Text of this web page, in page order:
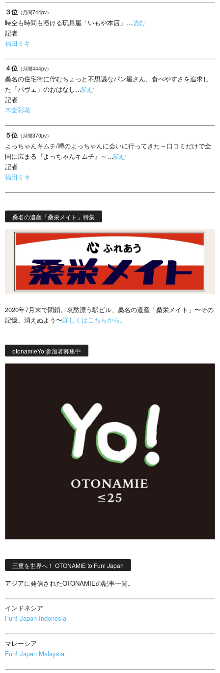
３位 （月間744pv）
時空も時間も溶ける玩具屋「いもや本店」…読む
記者
福田ミキ
４位 （月間444pv）
桑名の住宅街に佇むちょっと不思議なパン屋さん、食べやすさを追求し
た「パヴェ」のおはなし…読む
記者
木全彩花
５位 （月間370pv）
よっちゃんキムチ/噂のよっちゃんに会いに行ってきた～口コミだけで全
国に広まる『よっちゃんキムチ』～…読む
記者
福田ミキ
桑名の遺産「桑栄メイト」特集
2020年7月末で閉鎖。哀愁漂う駅ビル、桑名の遺産「桑栄メイト」〜その
記憶、消えぬよう〜詳しくはこちらから。
otonamieYo!参加者募集中
三重を世界へ！ OTONAMIE to Fun! Japan
アジアに発信されたOTONAMIEの記事一覧。
インドネシア
Fun! Japan Indonesia
マレーシア
Fun! Japan Malaysia